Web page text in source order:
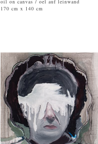
oil on canvas / oel auf leinwand
170 cm x 140 cm